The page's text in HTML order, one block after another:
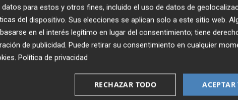
para estos y otros fines, incluido el uso de datos de
del dispositivo. Sus elecciones se aplican solo a este sitio web.
en el interés legítimo en lugar del consentimiento; tiene
de publicidad. Puede retirar su consentimiento en cualquier
. Política de privacidad
RECHAZAR TODO